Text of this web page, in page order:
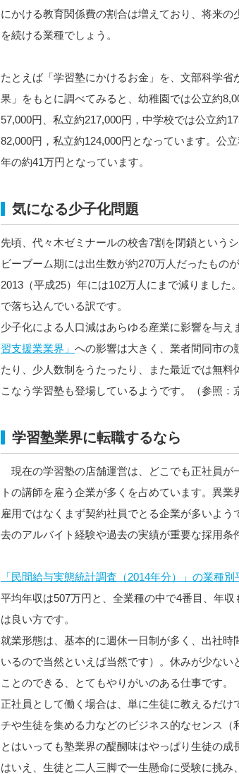
にかける教育関係費の割合は増えており、将来
を続ける業種でしょう。
たとえば「学習塾にかけるお金」を、文部科学
果」をもとに調べてみると、幼稚園では公立約
57,000円、私立約217,000円，中学校では公立約
82,000円，私立約124,000円となっています。公
年の約41万円となっています。
気になる少子化問題
先頃、代々木ゼミナールの校舎7割を閉鎖という
ビーブーム期には出生数が約270万人だったもの
2013（平成25）年には102万人にまで減りました
で落ち込んでいる訳です。
少子化による人口減はあらゆる産業に影響を与
習支援業業界」 への影響は大きく、業者間同市の
たり、少人数制をうたったり、また最近では無
こなう学習塾も登場しているようです。（参照：
学習塾業界に転職するなら
現在の学習塾の店舗運営は、どこでも正社員が
トの講師を雇う企業が多くを占めています。異
雇用ではなくまず契約社員でとる企業が多いよ
去のアルバイト経験や過去の実績が重要な採用条
「民間給与実態統計調査（2014年分）」の業種別
平均年収は507万円と、全業種の中で4番目、年
は良い方です。
就業形態は、基本的に週休一日制が多く、出社
いるので当然といえば当然です）。休みが少な
ことのできる、とてもやりがいのある仕事です。
正社員として働く場合は、単に生徒に教えるだ
チや生徒を集める力などのビジネス的なセンス（
とはいっても塾業界の醍醐味はやっぱり生徒の
はいえ、生徒と二人三脚で一生懸命に受験に挑